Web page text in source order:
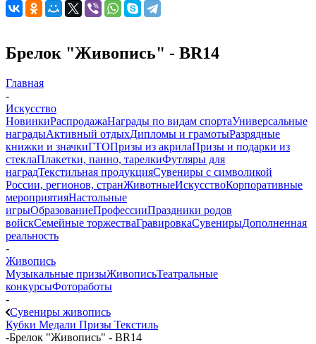
Брелок "Живопись" - BR14
Главная
-
Искусство
НовинкиРаспродажаНаграды по видам спортаУниверсальные
наградыАктивный отдыхДипломы и грамотыРазрядные
книжки и значкиГТОПризы из акрилаПризы и подарки из
стеклаПлакетки, панно, тарелкиФутляры для
наградТекстильная продукцияСувениры с символикой
России, регионов, странЖивотныеИскусствоКорпоративные
мероприятияНастольные
игрыОбразованиеПрофессииПраздники родов
войскСемейные торжестваГравировкаСувенирыДополненная
реальность
-
Живопись
Музыкальные призыЖивописьТеатральные
конкурсыФотоработы
-
Сувениры живопись
Кубки Медали Призы Текстиль
-Брелок "Живопись" - BR14